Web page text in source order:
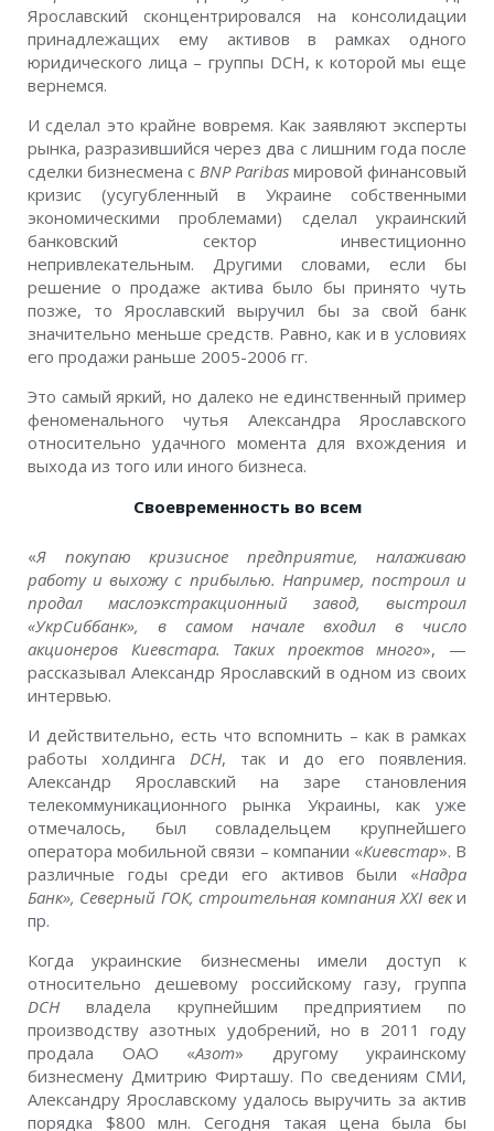
Ярославский сконцентрировался на консолидации
принадлежащих ему активов в рамках одного
юридического лица – группы DCH, к которой мы еще
вернемся.
И сделал это крайне вовремя. Как заявляют эксперты
рынка, разразившийся через два с лишним года после
сделки бизнесмена с BNP Paribas мировой финансовый
кризис (усугубленный в Украине собственными
экономическими проблемами) сделал украинский
банковский сектор инвестиционно
непривлекательным. Другими словами, если бы
решение о продаже актива было бы принято чуть
позже, то Ярославский выручил бы за свой банк
значительно меньше средств. Равно, как и в условиях
его продажи раньше 2005-2006 гг.
Это самый яркий, но далеко не единственный пример
феноменального чутья Александра Ярославского
относительно удачного момента для вхождения и
выхода из того или иного бизнеса.
Своевременность во всем
«Я покупаю кризисное предприятие, налаживаю
работу и выхожу с прибылью. Например, построил и
продал маслоэкстракционный завод, выстроил
«УкрСиббанк», в самом начале входил в число
акционеров Киевстара. Таких проектов много», —
рассказывал Александр Ярославский в одном из своих
интервью.
И действительно, есть что вспомнить – как в рамках
работы холдинга DCH, так и до его появления.
Александр Ярославский на заре становления
телекоммуникационного рынка Украины, как уже
отмечалось, был совладельцем крупнейшего
оператора мобильной связи – компании «Киевстар». В
различные годы среди его активов были «Надра
Банк», Северный ГОК, строительная компания XXI веки
пр.
Когда украинские бизнесмены имели доступ к
относительно дешевому российскому газу, группа
DCH владела крупнейшим предприятием по
производству азотных удобрений, но в 2011 году
продала ОАО «Азот» другому украинскому
бизнесмену Дмитрию Фирташу. По сведениям СМИ,
Александру Ярославскому удалось выручить за актив
порядка $800 млн. Сегодня такая цена была бы